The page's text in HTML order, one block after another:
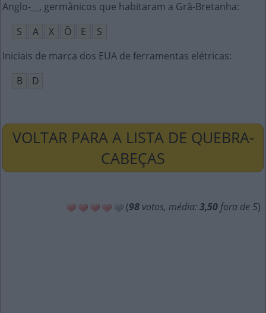
Anglo-__, germânicos que habitaram a Grã-Bretanha:
S
A X Õ E
S
Iniciais de marca dos EUA de ferramentas elétricas:
B
D
VOLTAR PARA A LISTA DE QUEBRA-
CABEÇAS
(98 votos, média: 3,50 fora de 5)